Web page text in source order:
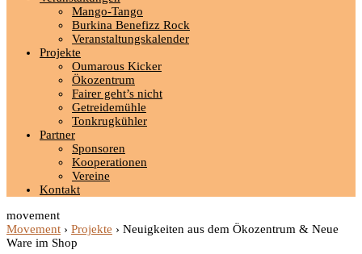
Mango-Tango
Burkina Benefizz Rock
Veranstaltungskalender
Projekte
Oumarous Kicker
Ökozentrum
Fairer geht’s nicht
Getreidemühle
Tonkrugkühler
Partner
Sponsoren
Kooperationen
Vereine
Kontakt
movement
Movement › Projekte › Neuigkeiten aus dem Ökozentrum & Neue
Ware im Shop